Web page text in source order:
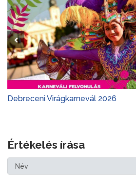
Debreceni Virágkarnevál 2026
Értékelés írása